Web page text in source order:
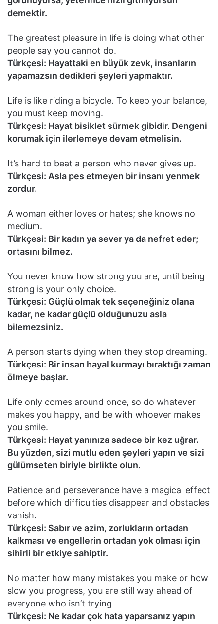
demektir.
The greatest pleasure in life is doing what other
people say you cannot do.
Türkçesi: Hayattaki en büyük zevk, insanların
yapamazsın dedikleri şeyleri yapmaktır.
Life is like riding a bicycle. To keep your balance,
you must keep moving.
Türkçesi: Hayat bisiklet sürmek gibidir. Dengeni
korumak için ilerlemeye devam etmelisin.
It’s hard to beat a person who never gives up.
Türkçesi: Asla pes etmeyen bir insanı yenmek
zordur.
A woman either loves or hates; she knows no
medium.
Türkçesi: Bir kadın ya sever ya da nefret eder;
ortasını bilmez.
You never know how strong you are, until being
strong is your only choice.
Türkçesi: Güçlü olmak tek seçeneğiniz olana
kadar, ne kadar güçlü olduğunuzu asla
bilemezsiniz.
A person starts dying when they stop dreaming.
Türkçesi: Bir insan hayal kurmayı bıraktığı zaman
ölmeye başlar.
Life only comes around once, so do whatever
makes you happy, and be with whoever makes
you smile.
Türkçesi: Hayat yanınıza sadece bir kez uğrar.
Bu yüzden, sizi mutlu eden şeyleri yapın ve sizi
gülümseten biriyle birlikte olun.
Patience and perseverance have a magical effect
before which difficulties disappear and obstacles
vanish.
Türkçesi: Sabır ve azim, zorlukların ortadan
kalkması ve engellerin ortadan yok olması için
sihirli bir etkiye sahiptir.
No matter how many mistakes you make or how
slow you progress, you are still way ahead of
everyone who isn’t trying.
Türkçesi: Ne kadar çok hata yaparsanız yapın